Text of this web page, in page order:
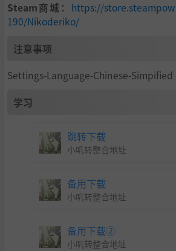
Steam商城： https://
190/Nikoderiko/
注意事项
Settings-Language-Chinese-Simpified
学习
跳转下载
小叽转整合地址
备用下载
小叽转整合地址
备用下载②
小叽转整合地址